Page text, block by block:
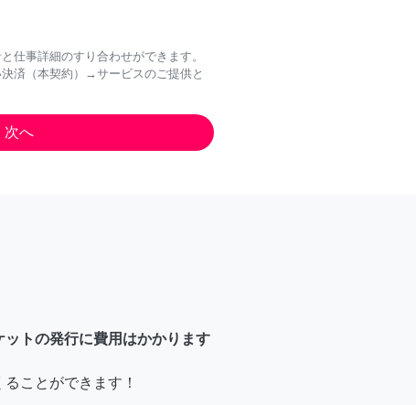
仕事詳細のすり合わせができます。
済（本契約）→サービスのご提供と
トの発行に費用はかかります
ことができます！